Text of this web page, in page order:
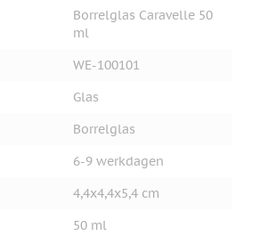
Borrelglas Caravelle 50
ml
WE-100101
Glas
Borrelglas
6-9 werkdagen
4,4x4,4x5,4 cm
50 ml